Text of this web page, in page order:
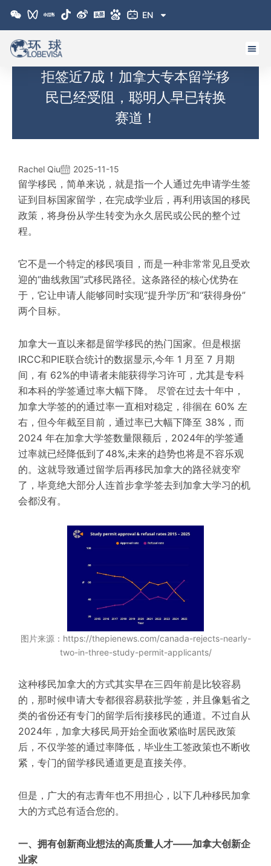
EN
拒签近7成！加拿大专本留学移
民已经受阻，聪明人早已转换
赛道！
Rachel Qiu 2025-11-15
留学移民，简单来说，就是指一个人通过先申请学生签
证到目标国家留学，在完成学业后，再利用该国的移民
政策，将身份从学生转变为永久居民或公民的整个过
程。
它不是一个特定的移民项目，而是一种非常常见且受欢
迎的“曲线救国”式移民路径。这条路径的核心优势在
于，它让申请人能够同时实现“提升学历”和“获得身份”
两个目标。
加拿大一直以来都是留学移民的热门国家。但是根据
IRCC和PIE联合统计的数据显示,今年 1 月至 7 月期
间，有 62%的申请者未能获得学习许可，尤其是专科
和本科的学签通过率大幅下降。 尽管在过去十年中，
加拿大学签的的通过率一直相对稳定，徘徊在 60% 左
右，但今年截至目前，通过率已大幅下降至 38%，而
2024 年在加拿大学签数量限额后，2024年的学签通
过率就已经降低到了48%,未来的趋势也将是不容乐观
的。这就导致通过留学后再移民加拿大的路径就变窄
了，毕竟绝大部分人连首步拿学签去到加拿大学习的机
会都没有。
图片来源：https://thepienews.com/canada-rejects-nearly-
two-in-three-study-permit-applicants/
这种移民加拿大的方式其实早在三四年前是比较容易
的，那时候申请大专都很容易获批学签，并且像魁省之
类的省份还有专门的留学后衔接移民的通道。不过自从
2024年，加拿大移民局开始全面收紧临时居民政策
后，不仅学签的通过率降低，毕业生工签政策也不断收
紧，专门的留学移民通道更是直接关停。
但是，广大的有志青年也不用担心，以下几种移民加拿
大的方式总有适合您的。
一、拥有创新商业想法的高质量人才——加拿大创新企
业家